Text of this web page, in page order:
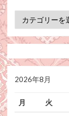
テ
ゴ
ー
2026年8月
月 火